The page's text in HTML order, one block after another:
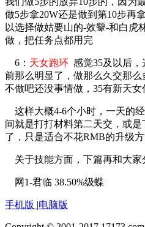
做5步拿20W还是做到第10步再
以选择做姑要山的-效颦-和白虎
做，把任务点都用完
6： 天女跑环 感觉35及以后
前那么明显了，做那么久交那么
不做吧还没事情做，35有新天
这样大概4-6个小时，一天的
间就是打打材料第二天交，或
了，只是适合不花RMB的升级
关于技能方面，下篇再和大家
网1-君临 38.50%级蝶
手机版 |电脑版